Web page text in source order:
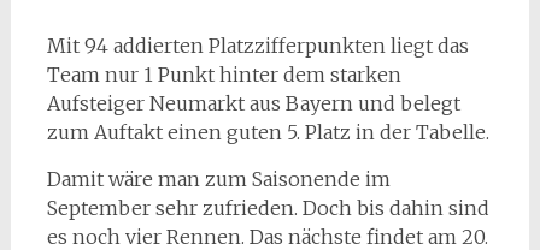
Mit 94 addierten Platzzifferpunkten liegt das
Team nur 1 Punkt hinter dem starken
Aufsteiger Neumarkt aus Bayern und belegt
zum Auftakt einen guten 5. Platz in der Tabelle.
Damit wäre man zum Saisonende im
September sehr zufrieden. Doch bis dahin sind
es noch vier Rennen. Das nächste findet am 20.